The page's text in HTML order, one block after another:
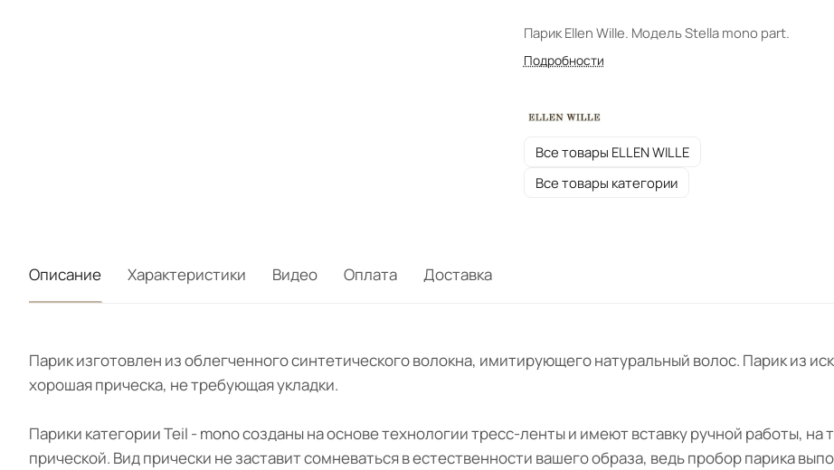
Парик Ellen Wille. Модель Stella mono part.
Подробности
Все товары ELLEN WILLE
Все товары категории
Описание Характеристики Видео Оплата Доставка
Парик изготовлен из облегченного синтетического волокна, имитирующего натуральный волос. Парик из
хорошая прическа, не требующая укладки.
Парики категории Teil - mono созданы на основе технологии тресс-ленты и имеют вставку ручной работы,
прической. Вид прически не заставит сомневаться в естественности вашего образа, ведь пробор парика